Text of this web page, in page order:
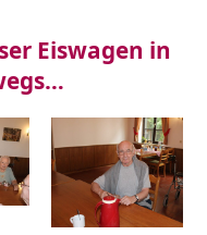
Eiswagen in